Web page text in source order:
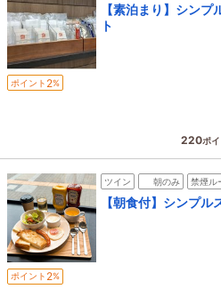
【素泊まり】シン
ト
ポイント 2%
220ポ
ツイン 朝のみ 禁煙ル
【朝食付】シンプ
ポイント 2%